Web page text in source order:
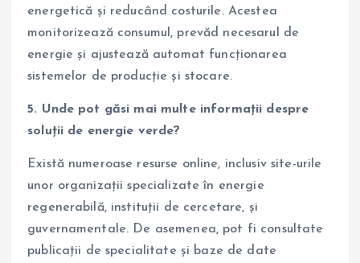
energetică și reducând costurile. Acestea
monitorizează consumul, prevăd necesarul de
energie și ajustează automat funcționarea
sistemelor de producție și stocare.
5. Unde pot găsi mai multe informații despre
soluții de energie verde?
Există numeroase resurse online, inclusiv site-urile
unor organizații specializate în energie
regenerabilă, instituții de cercetare, și
guvernamentale. De asemenea, pot fi consultate
publicații de specialitate și baze de date